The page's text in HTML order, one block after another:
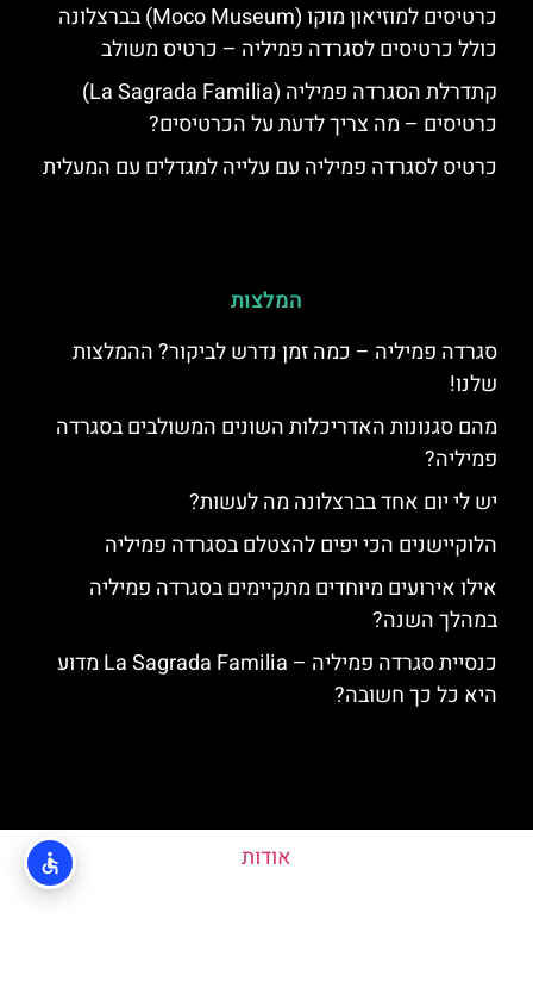
כרטיסים למוזיאון מוקו (Moco Museum) בברצלונה
כולל כרטיסים לסגרדה פמיליה – כרטיס משולב
קתדרלת הסגרדה פמיליה (La Sagrada Familia)
כרטיסים – מה צריך לדעת על הכרטיסים?
כרטיס לסגרדה פמיליה עם עלייה למגדלים עם המעלית
המלצות
סגרדה פמיליה – כמה זמן נדרש לביקור? ההמלצות
שלנו!
מהם סגנונות האדריכלות השונים המשולבים בסגרדה
פמיליה?
יש לי יום אחד בברצלונה מה לעשות?
הלוקיישנים הכי יפים להצטלם בסגרדה פמיליה
אילו אירועים מיוחדים מתקיימים בסגרדה פמיליה
במהלך השנה?
כנסיית סגרדה פמיליה – La Sagrada Familia מדוע
היא כל כך חשובה?
אודות